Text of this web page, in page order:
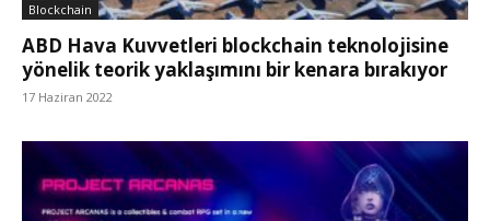
Blockchain
ABD Hava Kuvvetleri blockchain teknolojisine
yönelik teorik yaklaşımını bir kenara bırakıyor
17 Haziran 2022